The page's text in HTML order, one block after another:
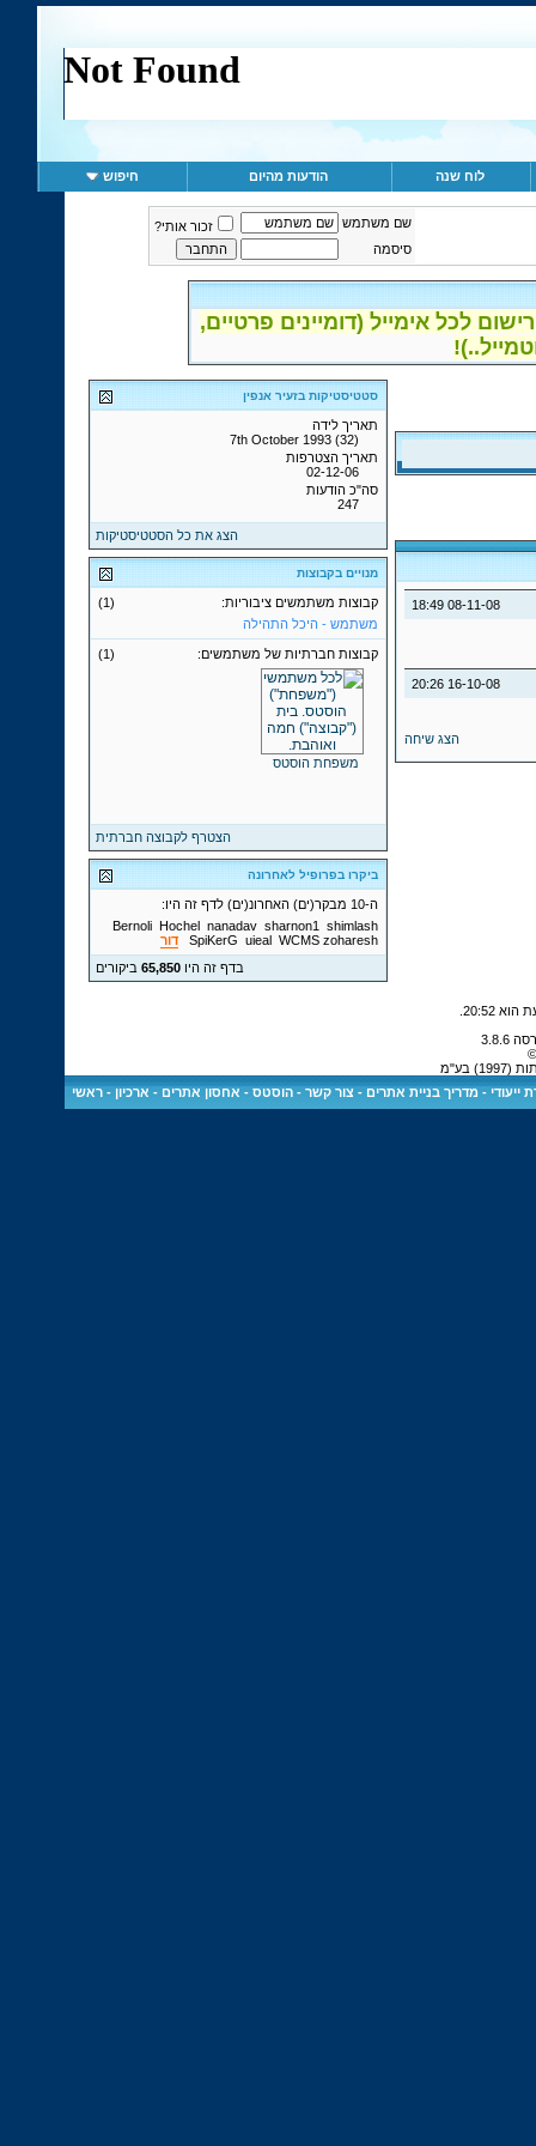
לוח שנה הודעות מהיום חיפוש
שם משתמש
זכור אותי?
סיסמה
לכל אימייל (דומיינים פרטיים,
08-11-08
18:49
16-10-08
20:26
הצג שיחה
סטטיסטיקות בזעיר אנפין
תאריך לידה
7th October 1993 (32)
תאריך הצטרפות
02-12-06
סה"כ הודעות
247
הצג את כל הסטטיסטיקות
מנויים בקבוצות
(1)
קבוצות משתמשים ציבוריות:
משתמש - היכל התהילה
(1) קבוצות חברתיות של משתמשים:
משפחת הוסטס
הצטרף לקבוצה חברתית
ביקרו בפרופיל לאחרונה
ה-10 מבקר(ים) האחרונ(ים) לדף זה היו:
Bernoli Hochel nanadav sharnon1
shimlash
SpiKerG uieal WCMS zoharesh
דור
בדף זה היו65,850 ביקורים
20:52
בע"מ
ייעודי -מדריך בניית אתרים -צור קשר -הוסטס - אחסון אתרים - ארכיון -ראשי